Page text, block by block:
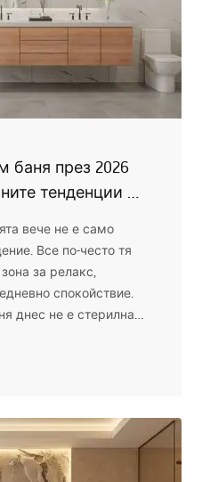
баня през 2026
тенденции и
вече не е само
Все по-често тя
за релакс,
спокойствие.
днес не е стерилна и
създава усещане за